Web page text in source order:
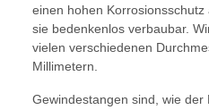
einen hohen
sie bedenkenlos verbaubar.
vielen verschiedenen
Millimetern.
Gewindestangen sind, wie